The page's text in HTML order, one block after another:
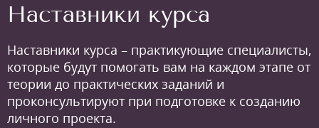
Наставники курса
Наставники курса – практикующие специалисты,
которые будут помогать вам на каждом этапе от
теории до практических заданий и
проконсультируют при подготовке к созданию
личного проекта.